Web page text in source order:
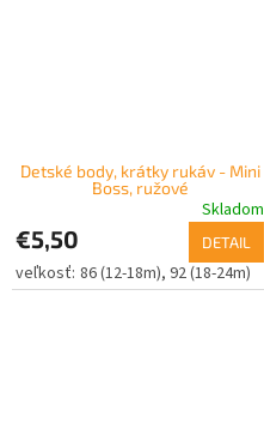
Detské body, krátky rukáv - Mini
Boss, ružové
Skladom
€5,50 DETAIL
86 (12-18m) 92 (18-24m)